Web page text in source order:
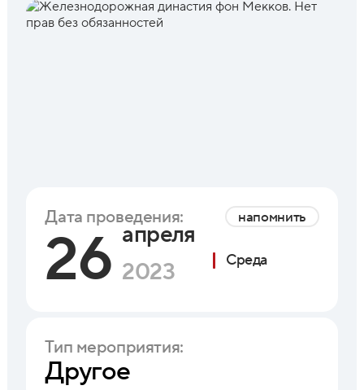
Дата проведения: напомнить
26 апреля
2023
Среда
Тип мероприятия:
Другое